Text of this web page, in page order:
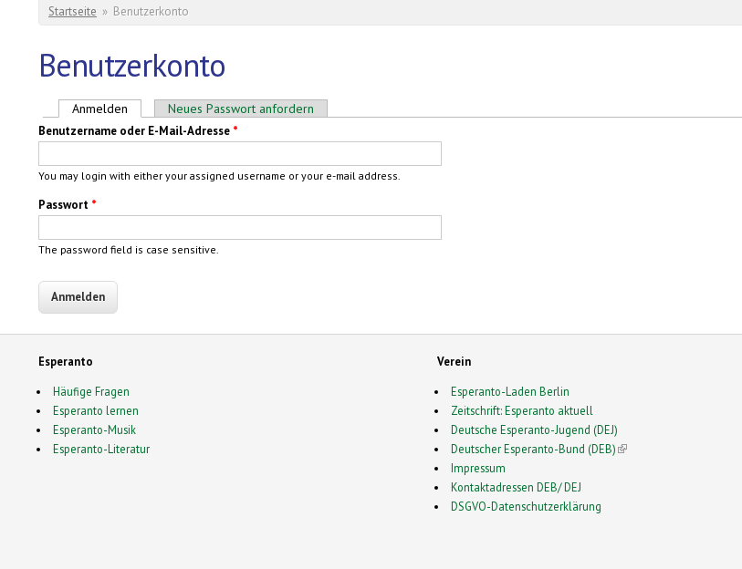
Sie sind hier
Startseite » Benutzerkonto
Benutzerkonto
Haupt-Reiter
Anmelden (aktiver Reiter)
Neues Passwort anfordern
Benutzername oder E-Mail-Adresse *
You may login with either your assigned username or your e-mail address.
Passwort *
The password field is case sensitive.
Esperanto
Häufige Fragen
Esperanto lernen
Esperanto-Musik
Esperanto-Literatur
Verein
Esperanto-Laden Berlin
Zeitschrift: Esperanto aktuell
Deutsche Esperanto-Jugend (DEJ)
Deutscher Esperanto-Bund (DEB)(link is external)
Impressum
Kontaktadressen DEB/ DEJ
DSGVO-Datenschutzerklärung